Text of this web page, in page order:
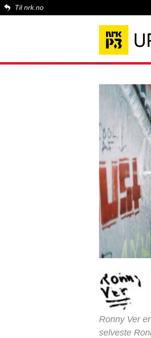
Til nrk.no
Ronny Ver
selveste